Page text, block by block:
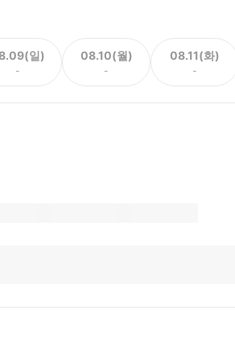
일)
-
08.10(월)
-
08.11(화)
-